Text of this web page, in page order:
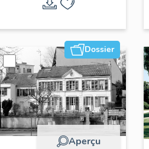
Dossier
Aperçu